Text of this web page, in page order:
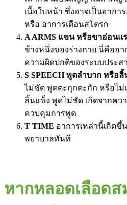
เนื้อใบหน้า ซึ่งอาจเป็นอากา
หรือ อาการเตือนสโตรก
A ARMS แขน หรือขาอ่อนแ
ข้างหนึ่งของร่างกาย นี่คืออา
ความผิดปกติของระบบประส
S SPEECH พูดลำบาก หรือลิ้
ไม่ชัด พูดตะกุกตะกัก หรือไม่
ลิ้นแข็ง พูดไม่ชัด เกิดจากค
ควบคุมการพูด
T TIME อาการเหล่านี้เกิดขึ้
พยาบาลทันที
หากหลอดเลือด